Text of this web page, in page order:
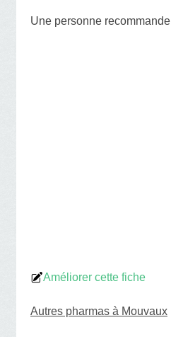
Une personne recommande
Améliorer cette fiche
Autres pharmas à Mouvaux